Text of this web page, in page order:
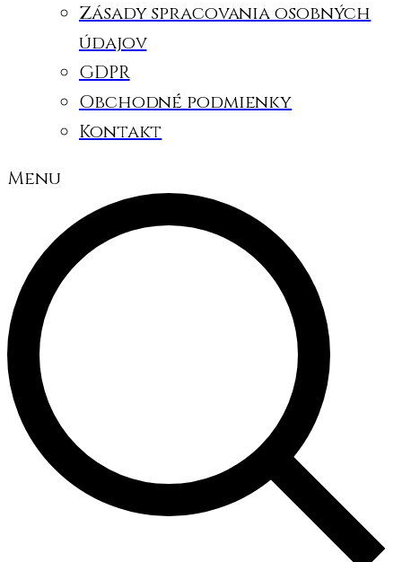
Zásady spracovania osobných
údajov
GDPR
Obchodné podmienky
Kontakt
Menu